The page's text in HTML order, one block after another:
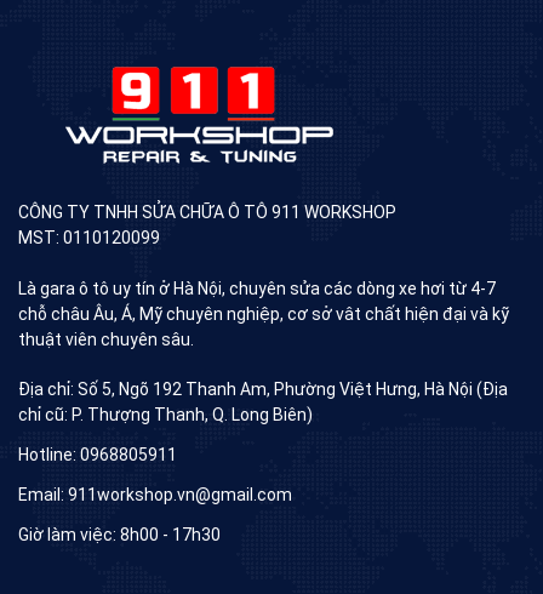
CÔNG TY TNHH SỬA CHỮA Ô TÔ 911 WORKSHOP
MST: 0110120099
Là gara ô tô uy tín ở Hà Nội, chuyên sửa các dòng xe hơi từ 4-7
chỗ châu Âu, Á, Mỹ chuyên nghiệp, cơ sở vât chất hiện đại và kỹ
thuật viên chuyên sâu.
Địa chỉ: Số 5, Ngõ 192 Thanh Am, Phường Việt Hưng, Hà Nội (Địa
chỉ cũ: P. Thượng Thanh, Q. Long Biên)
Hotline: 0968805911
Email: 911workshop.vn@gmail.com
Giờ làm việc: 8h00 - 17h30